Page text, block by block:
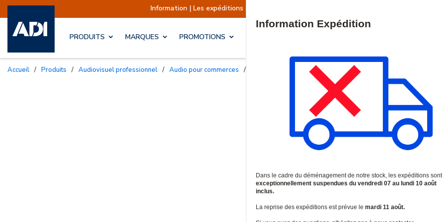
Information | Les expéditions sont actuellement suspendues Reprise prévue le
PRODUITS MARQUES PROMOTIONS
Accueil / Produits / Audiovisuel professionnel / Audio pour commerces / Haut-parleurs professionnels